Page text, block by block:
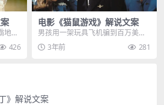
地球
426
电影《猫鼠游戏》解说文案
男孩用一架玩具飞机骗到百万美
钞，他用镊子夹下，飞机上的塑料
标签，小心的贴在支票上...
3年前 281
》解说文案